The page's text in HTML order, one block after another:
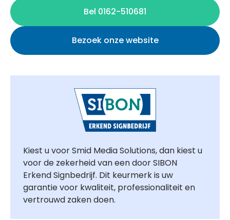
Bel 0162-510681
Bezoek onze website
Kiest u voor Smid Media Solutions, dan kiest u
voor de zekerheid van een door SIBON
Erkend Signbedrijf. Dit keurmerk is uw
garantie voor kwaliteit, professionaliteit en
vertrouwd zaken doen.